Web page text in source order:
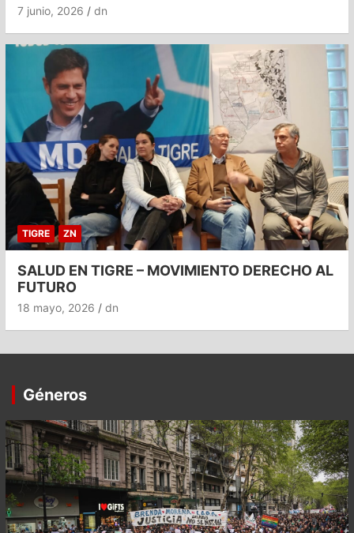
7 junio, 2026 dn
TIGRE ZN
SALUD EN TIGRE – MOVIMIENTO DERECHO AL
FUTURO
18 mayo, 2026 dn
Géneros